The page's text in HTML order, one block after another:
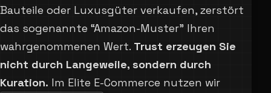
Bauteile oder Luxusgüter verkaufen, zerstört
das sogenannte “Amazon-Muster” Ihren
wahrgenommenen Wert. Trust erzeugen Sie
nicht durch Langeweile, sondern durch
Kuration. Im Elite E-Commerce nutzen wir